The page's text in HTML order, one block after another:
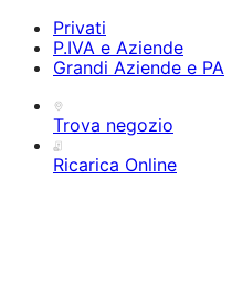
Privati
P.IVA e Aziende
Grandi Aziende e PA
Trova negozio
Ricarica Online